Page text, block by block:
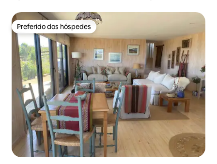
Preferido dos hóspedes
Preferido dos hóspedes